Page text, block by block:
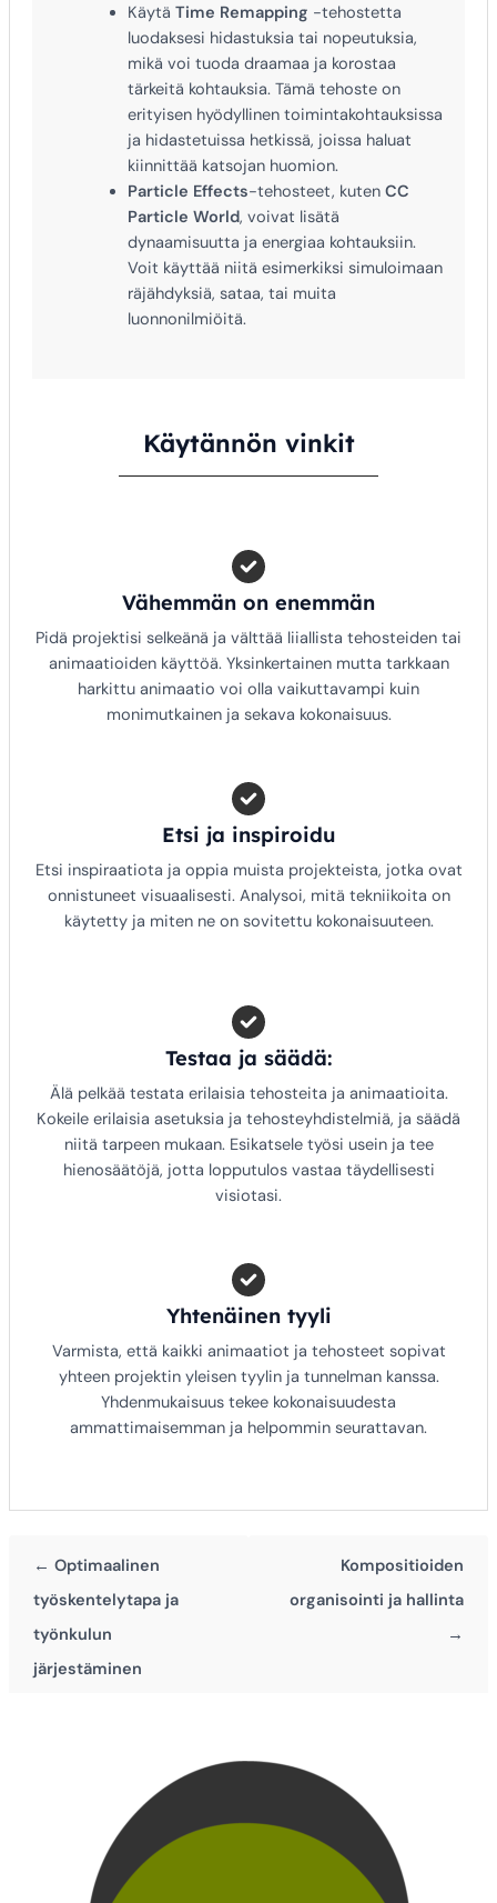
Käytä Time Remapping -tehostetta
luodaksesi hidastuksia tai nopeutuksia,
mikä voi tuoda draamaa ja korostaa
tärkeitä kohtauksia. Tämä tehoste on
erityisen hyödyllinen toimintakohtauksissa
ja hidastetuissa hetkissä, joissa haluat
kiinnittää katsojan huomion.
Particle Effects-tehosteet, kuten CC
Particle World, voivat lisätä
dynaamisuutta ja energiaa kohtauksiin.
Voit käyttää niitä esimerkiksi simuloimaan
räjähdyksiä, sataa, tai muita
luonnonilmiöitä.
Käytännön vinkit
Vähemmän on enemmän
Pidä projektisi selkeänä ja välttää liiallista tehosteiden tai
animaatioiden käyttöä. Yksinkertainen mutta tarkkaan
harkittu animaatio voi olla vaikuttavampi kuin
monimutkainen ja sekava kokonaisuus.
Etsi ja inspiroidu
Etsi inspiraatiota ja oppia muista projekteista, jotka ovat
onnistuneet visuaalisesti. Analysoi, mitä tekniikoita on
käytetty ja miten ne on sovitettu kokonaisuuteen.
Testaa ja säädä:
Älä pelkää testata erilaisia tehosteita ja animaatioita.
Kokeile erilaisia asetuksia ja tehosteyhdistelmiä, ja säädä
niitä tarpeen mukaan. Esikatsele työsi usein ja tee
hienosäätöjä, jotta lopputulos vastaa täydellisesti
visiotasi.
Yhtenäinen tyyli
Varmista, että kaikki animaatiot ja tehosteet sopivat
yhteen projektin yleisen tyylin ja tunnelman kanssa.
Yhdenmukaisuus tekee kokonaisuudesta
ammattimaisemman ja helpommin seurattavan.
← Optimaalinen
työskentelytapa ja
työnkulun
järjestäminen
Kompositioiden
organisointi ja hallinta
→